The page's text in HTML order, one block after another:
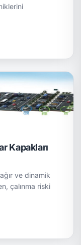
Kapakları
ve dinamik
çalınma riski